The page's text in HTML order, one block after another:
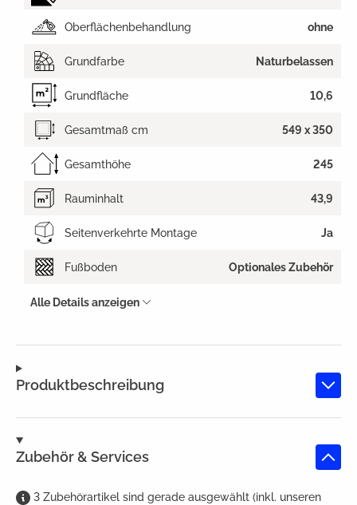
Produktbeschreibung
Zubehör & Services
3 Zubehörartikel sind gerade ausgewählt (inkl. unseren
Oberflächenbehandlung ohne
Grundfarbe Naturbelassen
Grundfläche 10,6
Gesamtmaß cm 549 x 350
Gesamthöhe 245
Rauminhalt 43,9
Seitenverkehrte Montage Ja
Fußboden Optionales Zubehör
Alle Details anzeigen